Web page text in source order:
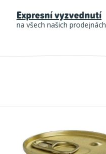
Expresní vyzvednutí
na všech našich prodejnách